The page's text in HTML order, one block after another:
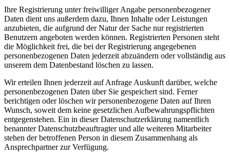
Ihre Registrierung unter freiwilliger Angabe personenbezogener
Daten dient uns außerdem dazu, Ihnen Inhalte oder Leistungen
anzubieten, die aufgrund der Natur der Sache nur registrierten
Benutzern angeboten werden können. Registrierten Personen steht
die Möglichkeit frei, die bei der Registrierung angegebenen
personenbezogenen Daten jederzeit abzuändern oder vollständig aus
unserem dem Datenbestand löschen zu lassen.
Wir erteilen Ihnen jederzeit auf Anfrage Auskunft darüber, welche
personenbezogenen Daten über Sie gespeichert sind. Ferner
berichtigen oder löschen wir personenbezogene Daten auf Ihren
Wunsch, soweit dem keine gesetzlichen Aufbewahrungspflichten
entgegenstehen. Ein in dieser Datenschutzerklärung namentlich
benannter Datenschutzbeauftragter und alle weiteren Mitarbeiter
stehen der betroffenen Person in diesem Zusammenhang als
Ansprechpartner zur Verfügung.